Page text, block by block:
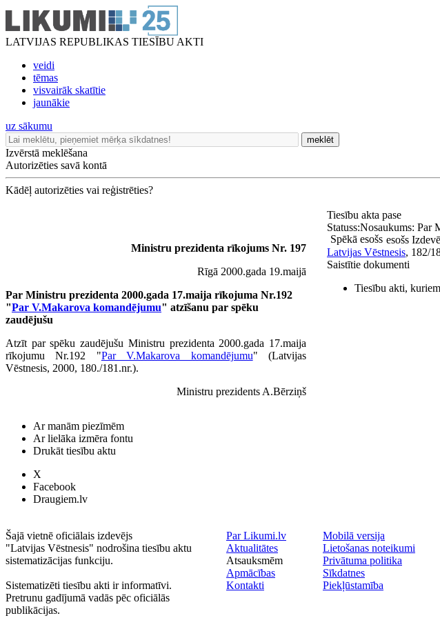
LATVIJAS REPUBLIKAS TIESĪBU AKTI
veidi
tēmas
visvairāk skatītie
jaunākie
uz sākumu
meklēt
Izvērstā meklēšana
Autorizēties savā kontā
Kādēļ autorizēties vai reģistrēties?
Ministru prezidenta rīkojums Nr. 197
Rīgā 2000.gada 19.maijā
Par Ministru prezidenta 2000.gada 17.maija rīkojuma Nr.192
"Par V.Makarova komandējumu" atzīšanu par spēku
zaudējušu
Atzīt par spēku zaudējušu Ministru prezidenta 2000.gada 17.maija
rīkojumu Nr.192 "Par V.Makarova komandējumu" (Latvijas
Vēstnesis, 2000, 180./181.nr.).
Ministru prezidents A.Bērziņš
Tiesību akta pase
Nosaukums: Par
Statuss:
Spēkā esošs esošs
Latvijas Vēstnesis, 182/
Saistītie dokumenti
Tiesību akti,
Ar manām piezīmēm
Ar lielāka izmēra fontu
Drukāt tiesību aktu
X
Facebook
Draugiem.lv
Šajā vietnē oficiālais izdevējs
"Latvijas Vēstnesis" nodrošina tiesību aktu
sistematizācijas funkciju.
Sistematizēti tiesību akti ir informatīvi.
Pretrunu gadījumā vadās pēc oficiālās
publikācijas.
Par Likumi.lv
Aktualitātes
Atsauksmēm
Apmācības
Kontakti
Mobilā versija
Lietošanas noteikumi
Privātuma politika
Sīkdatnes
Piekļūstamība